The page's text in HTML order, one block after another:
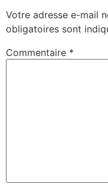
Votre adresse e-mail
obligatoires sont
Commentaire *